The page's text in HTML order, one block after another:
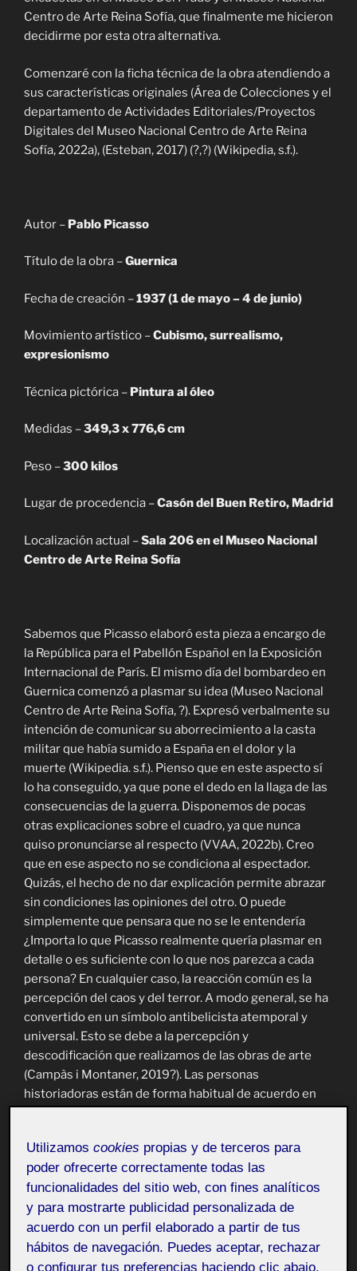
Centro de Arte Reina Sofía, que finalmente me hicieron
decidirme por esta otra alternativa.
Comenzaré con la ficha técnica de la obra atendiendo a
sus características originales (Área de Colecciones y el
departamento de Actividades Editoriales/Proyectos
Digitales del Museo Nacional Centro de Arte Reina
Sofía, 2022a), (Esteban, 2017) (?,?) (Wikipedia, s.f.).
Autor – Pablo Picasso
Título de la obra –Guernica
Fecha de creación –1937 (1 de mayo – 4 de junio)
Movimiento artístico –Cubismo, surrealismo,
expresionismo
Técnica pictórica – Pintura al óleo
Medidas –349,3 x 776,6 cm
Peso –300 kilos
Lugar de procedencia –Casón del Buen Retiro, Madrid
Localización actual –Sala 206 en el Museo Nacional
Centro de Arte Reina Sofía
Sabemos que Picasso elaboró esta pieza a encargo de
la República para el Pabellón Español en la Exposición
Internacional de París. El mismo día del bombardeo en
Guernica comenzó a plasmar su idea (Museo Nacional
Centro de Arte Reina Sofía, ?). Expresó verbalmente su
intención de comunicar su aborrecimiento a la casta
militar que había sumido a España en el dolor y la
muerte (Wikipedia. s.f.). Pienso que en este aspecto sí
lo ha conseguido, ya que pone el dedo en la llaga de las
consecuencias de la guerra. Disponemos de pocas
otras explicaciones sobre el cuadro, ya que nunca
quiso pronunciarse al respecto (VVAA, 2022b). Creo
que en ese aspecto no se condiciona al espectador.
Quizás, el hecho de no dar explicación permite abrazar
sin condiciones las opiniones del otro. O puede
simplemente que pensara que no se le entendería
¿Importa lo que Picasso realmente quería plasmar en
detalle o es suficiente con lo que nos parezca a cada
persona? En cualquier caso, la reacción común es la
percepción del caos y del terror. A modo general, se ha
convertido en un símbolo antibelicista atemporal y
universal. Esto se debe a la percepción y
descodificación que realizamos de las obras de arte
(Campàs i Montaner, 2019?). Las personas
historiadoras están de forma habitual de acuerdo en
el caos y el dolor derivado de la violencia (Wikipedia,
s.f.). En Picasso, arte y política van de la mano (VVAA,
2017).
Esta obra se encuentra actualmente en el Museo
Nacional de Arte Reina Sofía, pero ha tenido múltiples
emplazamientos: París, Oslo, Leeds, Nueva York, Nueva
Utilizamoscookies propias y de terceros para
poder ofrecerte correctamente todas las
funcionalidades del sitio web, con fines analíticos
y para mostrarte publicidad personalizada de
acuerdo con un perfil elaborado a partir de tus
hábitos de navegación. Puedes aceptar, rechazar
o configurar tus preferencias haciendo clic abajo,